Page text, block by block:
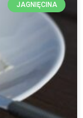
JAGNIĘCINA